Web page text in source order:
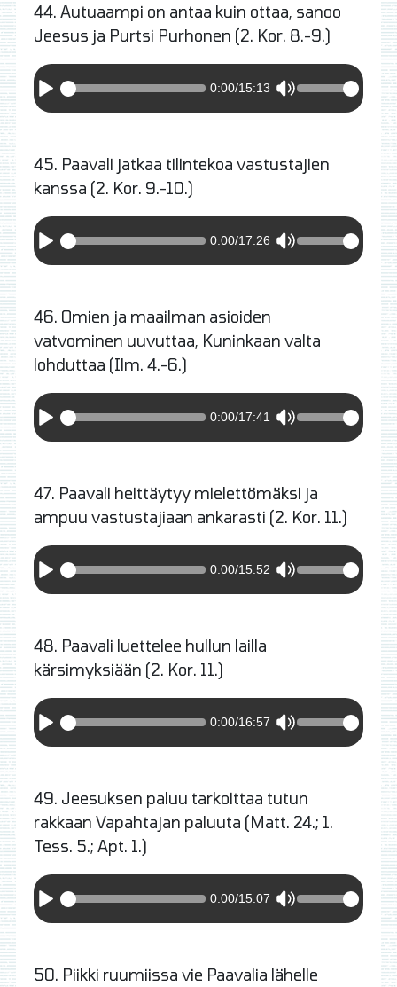
44. Autuaampi on antaa kuin ottaa, sanoo
Jeesus ja Purtsi Purhonen (2. Kor. 8.-9.)
0:00/15:13
45. Paavali jatkaa tilintekoa vastustajien
kanssa (2. Kor. 9.-10.)
0:00/17:26
46. Omien ja maailman asioiden
vatvominen uuvuttaa, Kuninkaan valta
lohduttaa (Ilm. 4.-6.)
0:00/17:41
47. Paavali heittäytyy mielettömäksi ja
ampuu vastustajiaan ankarasti (2. Kor. 11.)
0:00/15:52
48. Paavali luettelee hullun lailla
kärsimyksiään (2. Kor. 11.)
0:00/16:57
49. Jeesuksen paluu tarkoittaa tutun
rakkaan Vapahtajan paluuta (Matt. 24.; 1.
Tess. 5.; Apt. 1.)
0:00/15:07
50. Piikki ruumiissa vie Paavalia lähelle